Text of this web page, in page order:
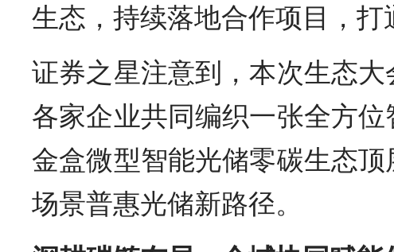
生态，持续落地合作项目，打
证券之星注意到，本次生态
各家企业共同编织一张全方
金盒微型智能光储零碳生态
场景普惠光储新路径。